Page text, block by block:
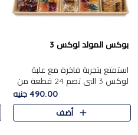
بوكس المولد لوكس 3
استمتع بتجربة فاخرة مع علبة
لوكس 3 التي تضم 24 قطعة من
أشهر حلويات المولد الشرقية
المختارة بعناية. تحتوي التشكيلة
على الجزرية بالفول، والملب..
490.00 جنيه
أضف